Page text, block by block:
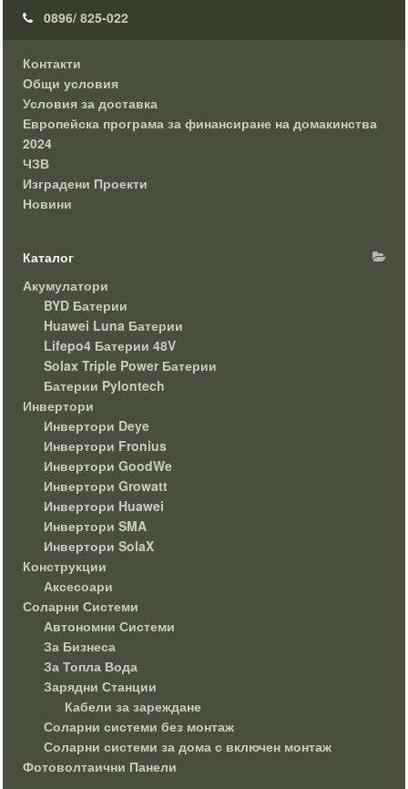
0896/ 825-022
Контакти
Общи условия
Условия за доставка
Европейска програма за финансиране на домакинства
2024
ЧЗВ
Изградени Проекти
Новини
Каталог
Акумулатори
BYD Батерии
Huawei Luna Батерии
Lifepo4 Батерии 48V
Solax Triple Power Батерии
Батерии Pylontech
Инвертори
Инвертори Deye
Инвертори Fronius
Инвертори GoodWe
Инвертори Growatt
Инвертори Huawei
Инвертори SMA
Инвертори SolaX
Конструкции
Аксесоари
Соларни Системи
Автономни Системи
За Бизнеса
За Топла Вода
Зарядни Станции
Кабели за зареждане
Соларни системи без монтаж
Соларни системи за дома с включен монтаж
Фотоволтаични Панели